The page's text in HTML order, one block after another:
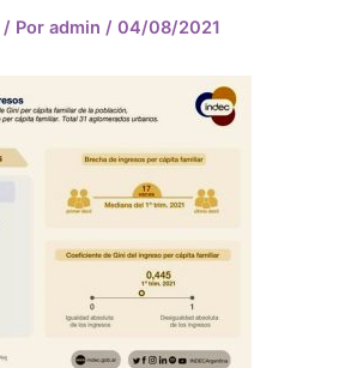
/ Por admin / 04/08/2021